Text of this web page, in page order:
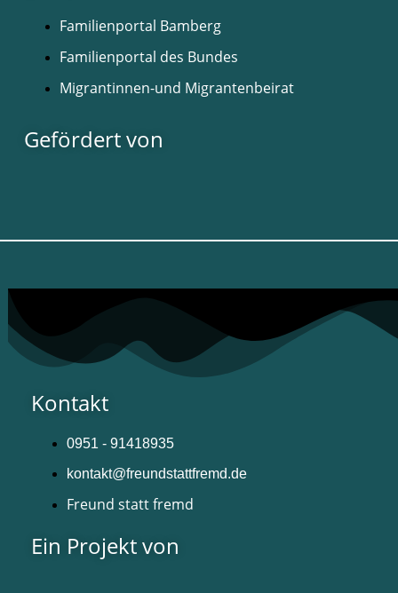
Familienportal Bamberg
Familienportal des Bundes
Migrantinnen-und Migrantenbeirat
Gefördert von
Kontakt
0951 - 91418935
kontakt@freundstattfremd.de
Freund statt fremd
Ein Projekt von